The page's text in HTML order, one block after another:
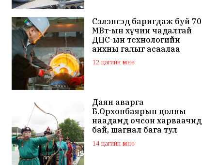
Сэлэнгэд баригдаж буй 70
МВт-ын хүчин чадалтай
ДЦС-ын технологийн
анхны галыг асаалаа
12 цагийн өмнө
Даян аварга
Б.Орхонбаярын цолны
наадамд очсон харваачид
бай, шагнал бага тул
наадамд оролцохгүй
гэдгээ мэдэгдлээ
14 цагийн өмнө